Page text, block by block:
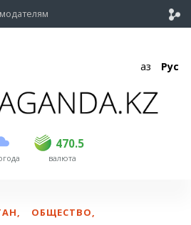
Қаз Рус
470.5
469 470.5
валюта
, ОБЩЕСТВО,